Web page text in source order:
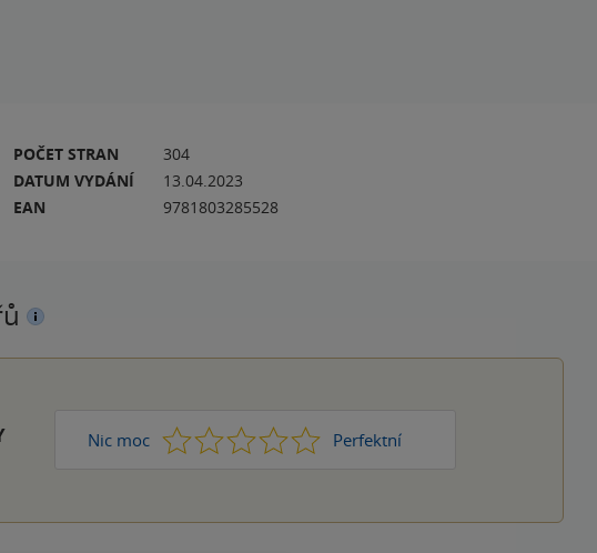
POČET STRAN
304
DATUM VYDÁNÍ
13.04.2023
EAN
9781803285528
Nic moc 1 2 3 4 Perfektní
5